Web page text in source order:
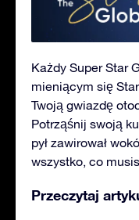
Każdy Super Star
mieniącym się
Twoją gwiazdę
Potrząśnij swoją
pył zawirował
wszystko, co
Przeczytaj